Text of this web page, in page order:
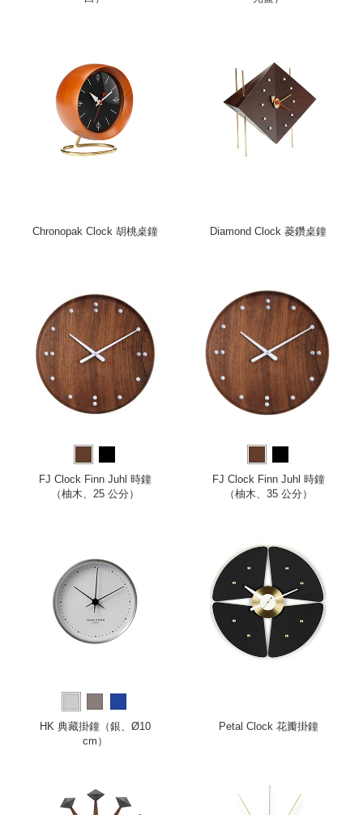
Chronopak Clock 胡桃桌鐘 Diamond Clock 菱鑽桌鐘
FJ Clock Finn Juhl 時鐘
（柚木、25 公分）
FJ Clock Finn Juhl 時鐘
（柚木、35 公分）
HK 典藏掛鐘（銀、Ø10
cm）
Petal Clock 花瓣掛鐘